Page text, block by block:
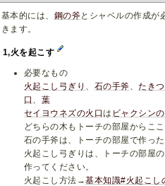
基本的には、 鋼の斧とシャベルの作成が
きます。
1,火を起こす
必要なもの
火起こし弓ぎり 、 石の手斧、たき
口 、 葉
セイヨウネズの火口は ビャクシン
どちらの木もトーチの部屋からこ
石の手斧は、トーチの部屋で作っ
火起こし弓ぎりは、トーチの部屋
作ってください。
火起こし方法→基本知識#火起こし